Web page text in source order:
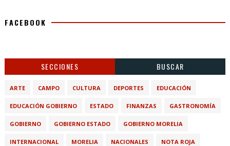
FACEBOOK
SECCIONES BUSCAR
ARTE CAMPO CULTURA DEPORTES EDUCACIÓN
EDUCACIÓN GOBIERNO ESTADO FINANZAS GASTRONOMÍA
GOBIERNO GOBIERNO ESTADO GOBIERNO MORELIA
INTERNACIONAL MORELIA NACIONALES NOTA ROJA